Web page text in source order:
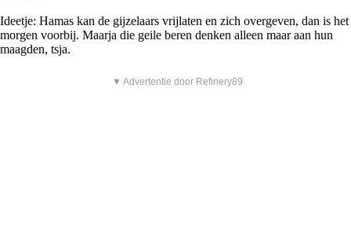
Ideetje: Hamas kan de gijzelaars vrijlaten en zich overgeven, dan is het
morgen voorbij. Maarja die geile beren denken alleen maar aan hun
maagden, tsja.
▼ Advertentie door Refinery89